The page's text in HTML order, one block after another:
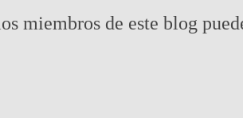
miembros de este blog